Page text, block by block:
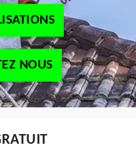
NOUS